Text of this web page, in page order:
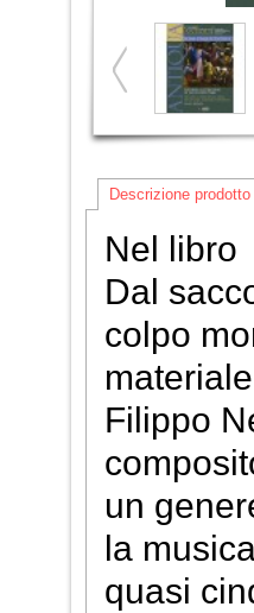
Descrizione prodotto
Nel libro
Dal
colpo
Filippo
un
la
quasi